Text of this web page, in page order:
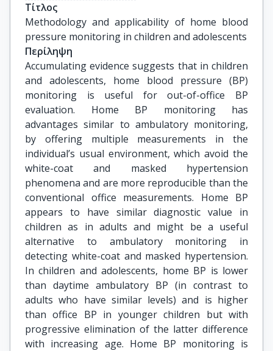
Τίτλος
Methodology and applicability of home blood
pressure monitoring in children and adolescents
Περίληψη
Accumulating evidence suggests that in children
and adolescents, home blood pressure (BP)
monitoring is useful for out-of-office BP
evaluation. Home BP monitoring has
advantages similar to ambulatory monitoring,
by offering multiple measurements in the
individual’s usual environment, which avoid the
white-coat and masked hypertension
phenomena and are more reproducible than the
conventional office measurements. Home BP
appears to have similar diagnostic value in
children as in adults and might be a useful
alternative to ambulatory monitoring in
detecting white-coat and masked hypertension.
In children and adolescents, home BP is lower
than daytime ambulatory BP (in contrast to
adults who have similar levels) and is higher
than office BP in younger children but with
progressive elimination of the latter difference
with increasing age. Home BP monitoring is